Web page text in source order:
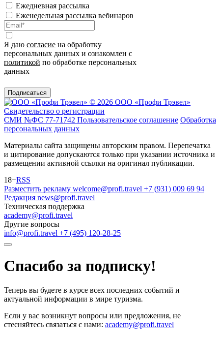
Ежедневная рассылка
Еженедельная рассылка вебинаров
Я даю согласие на обработку
персональных данных и ознакомлен с
политикой по обработке персональных
данных
Подписаться
© 2026 ООО «Профи Трэвeл»
Свидетельство о регистрации
СМИ №ФС 77-71742 Пользовательское соглашение Обработка
персональных данных
Материалы сайта защищены авторским правом. Перепечатка
и цитирование допускаются только при указании источника и
размещении активной ссылки на оригинал публикации.
18+RSS
Разместить рекламу welcome@profi.travel +7 (931) 009 69 94
Редакция news@profi.travel
Техническая поддержка
academy@profi.travel
Другие вопросы
info@profi.travel +7 (495) 120-28-25
Спасибо за подписку!
Теперь вы будете в курсе всех последних событий и
актуальной информации в мире туризма.
Если у вас возникнут вопросы или предложения, не
стесняйтесь связаться с нами: academy@profi.travel